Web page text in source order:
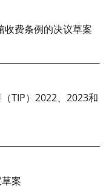
收费条例的决议草案
TIP）2022、2023和
案